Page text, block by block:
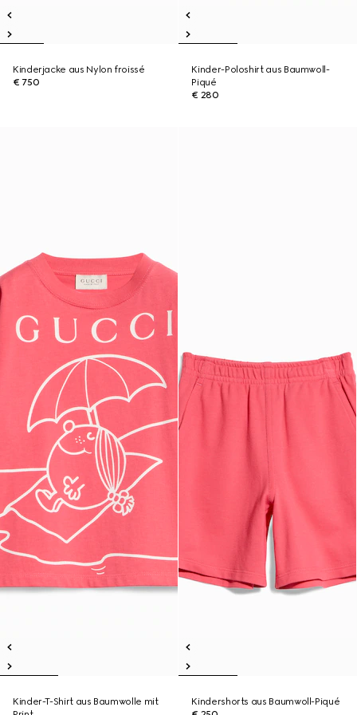
Kinderjacke aus Nylon froissé
€ 750
Kinder-Poloshirt aus Baumwoll-
Piqué
€ 280
Kinder-T-Shirt aus Baumwolle mit
Kindershorts aus Baumwoll-Piqué